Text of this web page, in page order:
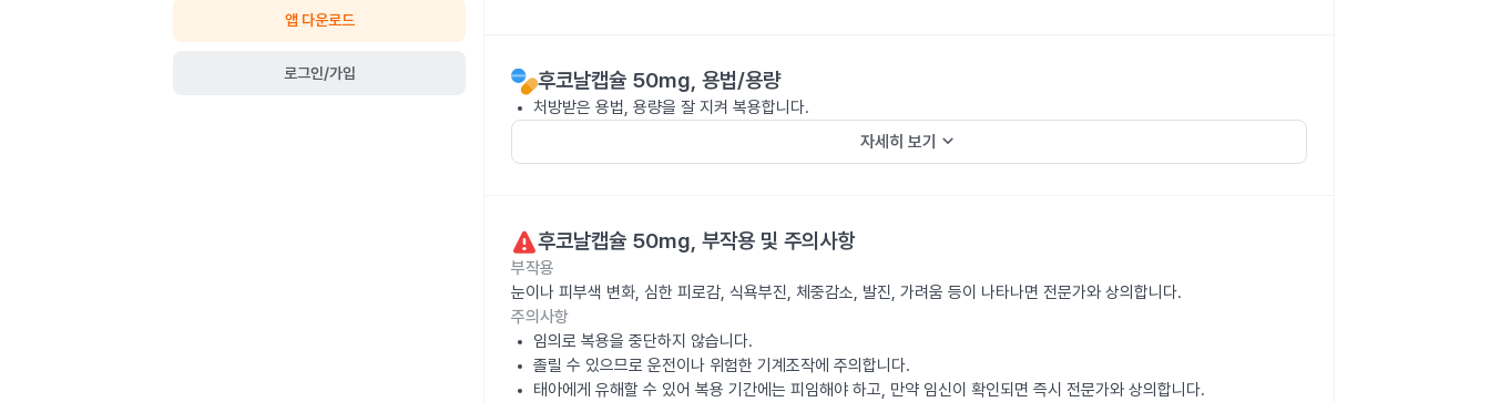
앱 다운로드
로그인/가입 후코날캡슐 50mg, 용법/용량
처방받은 용법, 용량을 잘 지켜 복용합니다.
자세히 보기 keyboard_arrow_down
후코날캡슐 50mg, 부작용 및 주의사항
부작용
눈이나 피부색 변화, 심한 피로감, 식욕부진, 체중감소, 발진, 가려움 등이 나타나면 전문가와 상의합니다.
주의사항
임의로 복용을 중단하지 않습니다.
졸릴 수 있으므로 운전이나 위험한 기계조작에 주의합니다.
태아에게 유해할 수 있어 복용 기간에는 피임해야 하고, 만약 임신이 확인되면 즉시 전문가와 상의합니다.